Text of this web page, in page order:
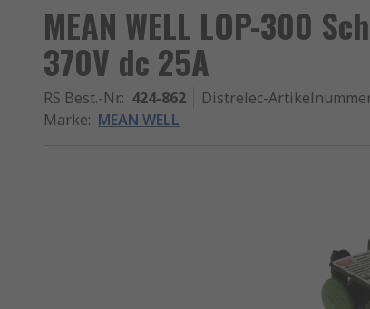
MEAN WELL LOP-300
370V dc 25A
RS Best.-Nr.: 424-862 Distrelec-
Marke: MEAN WELL